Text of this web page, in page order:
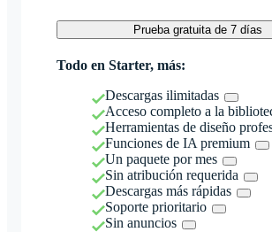
Prueba gratuita de 7 días
Todo en Starter, más:
Descargas ilimitadas
Acceso completo a la
Herramientas de diseño
Funciones de IA premium
Un paquete por mes
Sin atribución requerida
Descargas más rápidas
Soporte prioritario
Sin anuncios